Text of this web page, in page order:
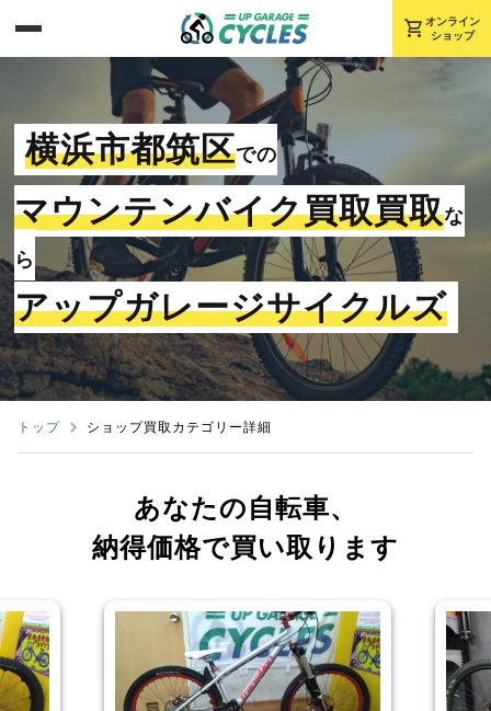
shopping_cart オンライン
ショップ
横浜市都筑区での
マウンテンバイク買取買取な
ら
アップガレージサイクルズ
トップ ショップ買取カテゴリー詳細
あなたの自転車、
納得価格で買い取ります